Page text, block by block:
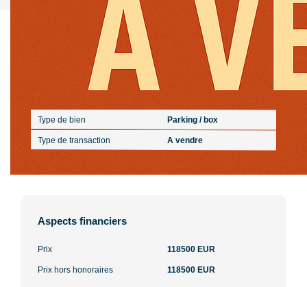
Caractéristiques détaillées
Type de bien Parking / box
Type de transaction A vendre
Aspects financiers
Prix 118500 EUR
Prix hors honoraires 118500 EUR